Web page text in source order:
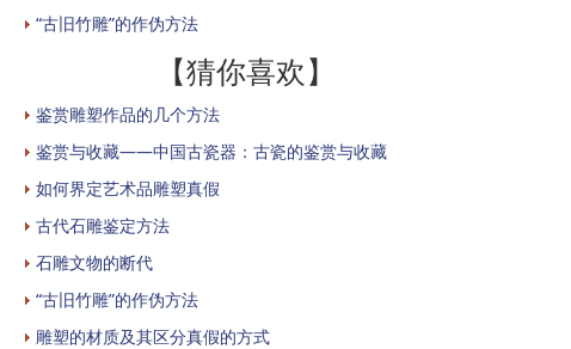
“古旧竹雕”的作伪方法
【猜你喜欢】
鉴赏雕塑作品的几个方法
鉴赏与收藏——中国古瓷器：古瓷的鉴赏与收藏
如何界定艺术品雕塑真假
古代石雕鉴定方法
石雕文物的断代
“古旧竹雕”的作伪方法
雕塑的材质及其区分真假的方式